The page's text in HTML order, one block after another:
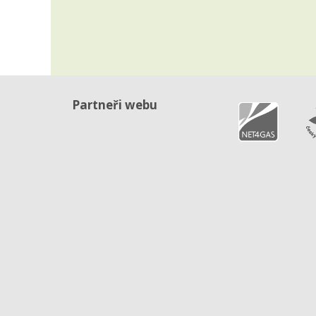
Partneři webu